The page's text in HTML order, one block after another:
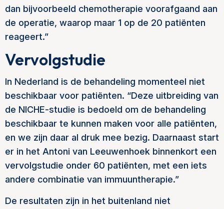
dan bijvoorbeeld chemotherapie voorafgaand aan
de operatie, waarop maar 1 op de 20 patiënten
reageert.”
Vervolgstudie
In Nederland is de behandeling momenteel niet
beschikbaar voor patiënten. “Deze uitbreiding van
de NICHE-studie is bedoeld om de behandeling
beschikbaar te kunnen maken voor alle patiënten,
en we zijn daar al druk mee bezig. Daarnaast start
er in het Antoni van Leeuwenhoek binnenkort een
vervolgstudie onder 60 patiënten, met een iets
andere combinatie van immuuntherapie.”
De resultaten zijn in het buitenland niet